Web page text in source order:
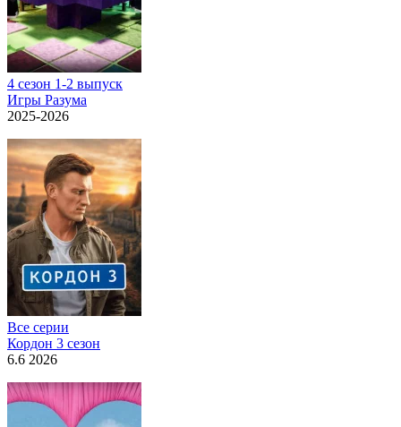
4 сезон 1-2 выпуск
Игры Разума
2025-2026
Все серии
Кордон 3 сезон
6.6 2026